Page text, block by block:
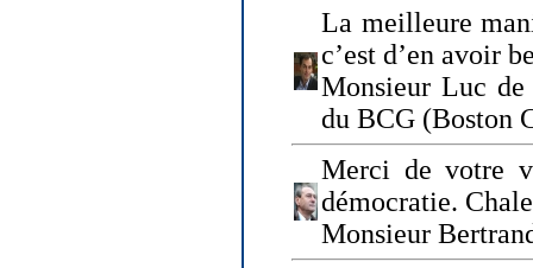
La meilleure
c’est d’en avoir
Monsieur Luc de
du BCG (Boston
Merci de votre
démocratie.
Monsieur